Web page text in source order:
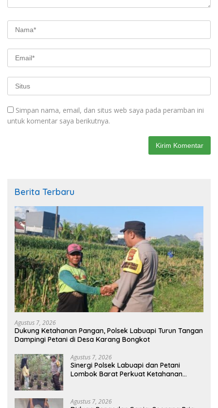
Simpan nama, email, dan situs web saya pada peramban ini
untuk komentar saya berikutnya.
Berita Terbaru
Agustus 7, 2026
Dukung Ketahanan Pangan, Polsek Labuapi Turun Tangan
Dampingi Petani di Desa Karang Bongkot
Agustus 7, 2026
Sinergi Polsek Labuapi dan Petani
Lombok Barat Perkuat Ketahanan
Agustus 7, 2026